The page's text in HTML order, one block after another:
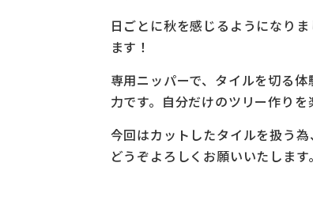
日ごとに秋を感じるようになり
ます！
専用ニッパーで、タイルを切る
力です。自分だけのツリー作りを
今回はカットしたタイルを扱う為
どうぞよろしくお願いいたします。